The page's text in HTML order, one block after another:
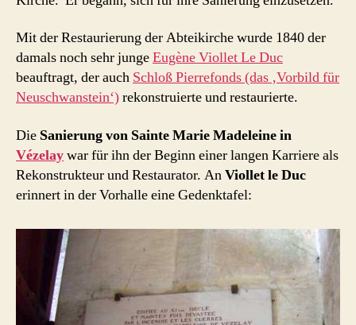
Mit der Restaurierung der Abteikirche wurde 1840 der
damals noch sehr jungeEugène Viollet Le Duc
beauftragt, der auch Schloß Pierrefonds (das ‚Vorbild für
Neuschwanstein‘)rekonstruierte und restaurierte.
Die Sanierung von Sainte Marie Madeleine in
Vézelaywar für ihn der Beginn einer langen Karriere als
Rekonstrukteur und Restaurator. AnViollet le Duc
erinnert in der Vorhalle eine Gedenktafel: